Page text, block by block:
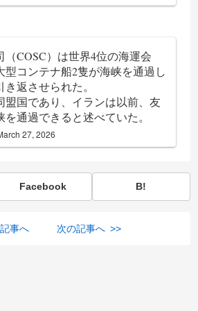
（COSC）は世界4位の海運会
型コンテナ船2隻が海峡を通過し
返させられた。
盟国であり、イランは以前、友
通過できると述べていた。
27, 2026
Facebook B!
事へ 次の記事へ >>